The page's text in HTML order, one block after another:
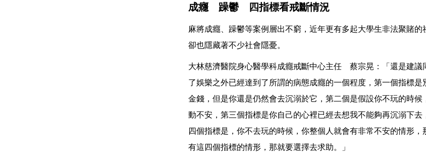
成癮 躁鬱 四指標看戒斷情況
麻將成癮、躁鬱等案例層出不窮，近年更有多起大學生非法聚賭的
卻也隱藏著不少社會隱憂。
大林慈濟醫院身心醫學科成癮戒斷中心主任 蔡宗晃：「還是建議
了娛樂之外已經達到了所謂的病態成癮的一個程度，第一個指標
金錢，但是你還是仍然會去沉溺於它，第二個是假設你不玩的時
動不安，第三個指標是你自己的心裡已經去想我不能夠再沉溺下
四個指標是，你不去玩的時候，你整個人就會有非常不安的情形
有這四個指標的情形，那就要選擇去求助。」